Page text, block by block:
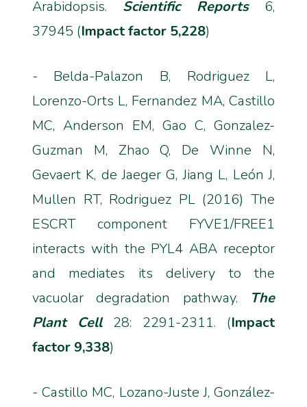
Arabidopsis. Scientific Reports6,
37945 (Impact factor 5,228)
- Belda-Palazon B, Rodriguez L,
Lorenzo-Orts L, Fernandez MA, Castillo
MC, Anderson EM, Gao C, Gonzalez-
Guzman M, Zhao Q, De Winne N,
Gevaert K, de Jaeger G, Jiang L, León J,
Mullen RT, Rodriguez PL (2016) The
ESCRT component FYVE1/FREE1
interacts with the PYL4 ABA receptor
and mediates its delivery to the
vacuolar degradation pathway.
The
Plant Cell28: 2291-2311. (Impact
factor 9,338)
- Castillo MC, Lozano-Juste J, González-